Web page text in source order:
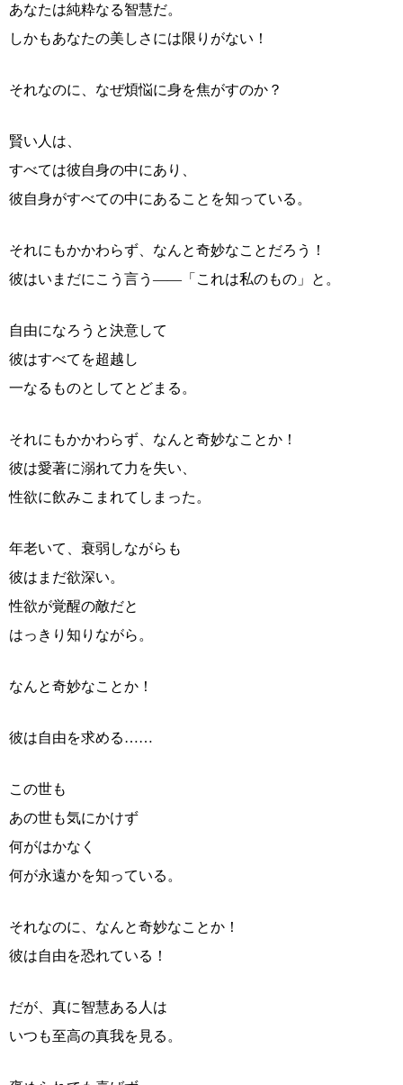
あなたは純粋なる智慧だ。
しかもあなたの美しさには限りがない！
それなのに、なぜ煩悩に身を焦がすのか？
賢い人は、
すべては彼自身の中にあり、
彼自身がすべての中にあることを知っている。
それにもかかわらず、なんと奇妙なことだろう！
彼はいまだにこう言う――「これは私のもの」と。
自由になろうと決意して
彼はすべてを超越し
一なるものとしてとどまる。
それにもかかわらず、なんと奇妙なことか！
彼は愛著に溺れて力を失い、
性欲に飲みこまれてしまった。
年老いて、衰弱しながらも
彼はまだ欲深い。
性欲が覚醒の敵だと
はっきり知りながら。
なんと奇妙なことか！
彼は自由を求める……
この世も
あの世も気にかけず
何がはかなく
何が永遠かを知っている。
それなのに、なんと奇妙なことか！
彼は自由を恐れている！
だが、真に智慧ある人は
いつも至高の真我を見る。